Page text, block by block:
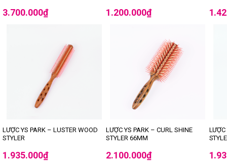
3.700.000₫ 1.200.000₫
LƯỢC YS PARK – LUSTER WOOD
STYLER
1.935.000₫
LƯỢC YS PARK – CURL SHINE
STYLER 66MM
2.100.000₫